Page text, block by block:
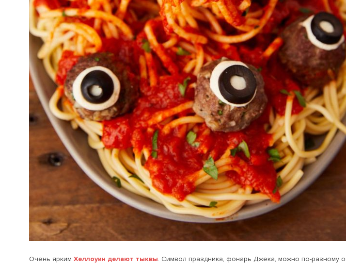
Очень ярким Хеллоуин делают тыквы. Символ праздника, фонарь Джека, можно по-разному